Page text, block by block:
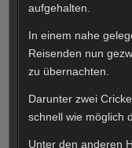
aufgehalten.
In einem nahe
Reisenden nun
zu übernachten.
Darunter zwei
schnell wie möglich
Unter den anderen